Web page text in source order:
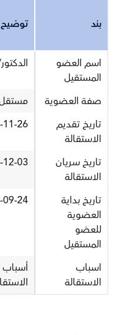
بند توضيح
اسم العضو
المستقيل
صفة العضوية
تاريخ تقديم
الاستقالة
1447-11-26
تاريخ سريان
الاستقالة
1447-12-03
تاريخ بداية
العضوية
للعضو
المستقيل
1446-09-24
اسباب
الاستقالة